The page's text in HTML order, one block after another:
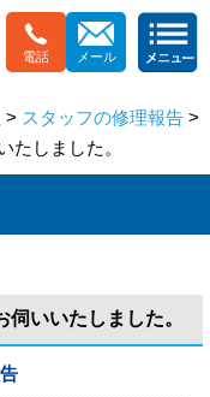
電話 メール
> スタッフの修理報告 >
たしました。
いいたしました。